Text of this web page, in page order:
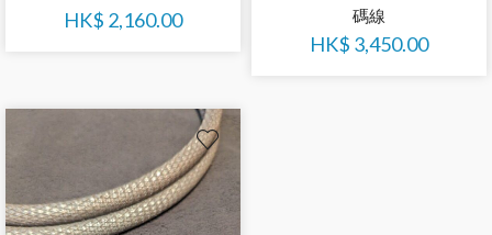
HK$ 2,160.00
碼線
HK$ 3,450.00